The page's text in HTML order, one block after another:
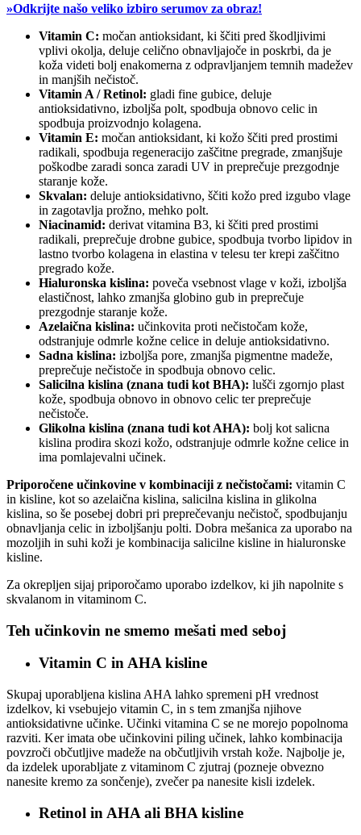
»Odkrijte našo veliko izbiro serumov za obraz!
Vitamin C: močan antioksidant, ki ščiti pred škodljivimi
vplivi okolja, deluje celično obnavljajoče in poskrbi, da je
koža videti bolj enakomerna z odpravljanjem temnih madežev
in manjših nečistoč.
Vitamin A / Retinol: gladi fine gubice, deluje
antioksidativno, izboljša polt, spodbuja obnovo celic in
spodbuja proizvodnjo kolagena.
Vitamin E: močan antioksidant, ki kožo ščiti pred prostimi
radikali, spodbuja regeneracijo zaščitne pregrade, zmanjšuje
poškodbe zaradi sonca zaradi UV in preprečuje prezgodnje
staranje kože.
Skvalan: deluje antioksidativno, ščiti kožo pred izgubo vlage
in zagotavlja prožno, mehko polt.
Niacinamid: derivat vitamina B3, ki ščiti pred prostimi
radikali, preprečuje drobne gubice, spodbuja tvorbo lipidov in
lastno tvorbo kolagena in elastina v telesu ter krepi zaščitno
pregrado kože.
Hialuronska kislina: poveča vsebnost vlage v koži, izboljša
elastičnost, lahko zmanjša globino gub in preprečuje
prezgodnje staranje kože.
Azelaična kislina: učinkovita proti nečistočam kože,
odstranjuje odmrle kožne celice in deluje antioksidativno.
Sadna kislina: izboljša pore, zmanjša pigmentne madeže,
preprečuje nečistoče in spodbuja obnovo celic.
Salicilna kislina (znana tudi kot BHA): lušči zgornjo plast
kože, spodbuja obnovo in obnovo celic ter preprečuje
nečistoče.
Glikolna kislina (znana tudi kot AHA): bolj kot salicna
kislina prodira skozi kožo, odstranjuje odmrle kožne celice in
ima pomlajevalni učinek.
Priporočene učinkovine v kombinaciji z nečistočami: vitamin C
in kisline, kot so azelaična kislina, salicilna kislina in glikolna
kislina, so še posebej dobri pri preprečevanju nečistoč, spodbujanju
obnavljanja celic in izboljšanju polti. Dobra mešanica za uporabo na
mozoljih in suhi koži je kombinacija salicilne kisline in hialuronske
kisline.
Za okrepljen sijaj priporočamo uporabo izdelkov, ki jih napolnite s
skvalanom in vitaminom C.
Teh učinkovin ne smemo mešati med seboj
Vitamin C in AHA kisline
Skupaj uporabljena kislina AHA lahko spremeni pH vrednost
izdelkov, ki vsebujejo vitamin C, in s tem zmanjša njihove
antioksidativne učinke. Učinki vitamina C se ne morejo popolnoma
razviti. Ker imata obe učinkovini piling učinek, lahko kombinacija
povzroči občutljive madeže na občutljivih vrstah kože. Najbolje je,
da izdelek uporabljate z vitaminom C zjutraj (pozneje obvezno
nanesite kremo za sončenje), zvečer pa nanesite kisli izdelek.
Retinol in AHA ali BHA kisline